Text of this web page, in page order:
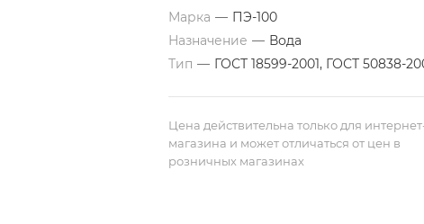
Марка — ПЭ-100
Назначение — Вода
Тип — ГОСТ 18599-2001, ГОСТ 50838-
Цена действительна только для
магазина и может отличаться от цен в
розничных магазинах